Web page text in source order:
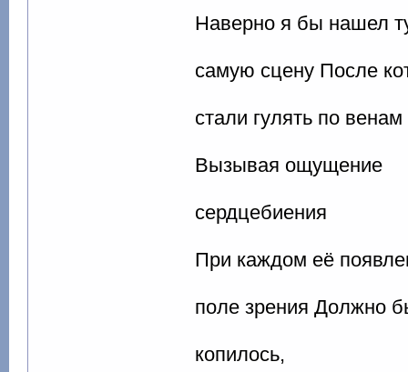
Наверно я бы нашел
самую сцену После
стали гулять по венам
Вызывая ощущение
сердцебиения
При каждом её
поле зрения Должно
копилось,